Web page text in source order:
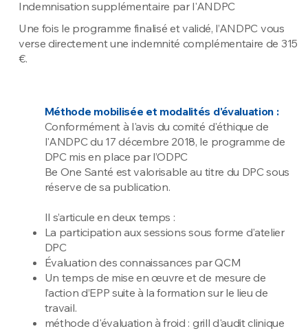
Indemnisation supplémentaire par l'ANDPC
Une fois le programme finalisé et validé, l’ANDPC vous
verse directement une indemnité complémentaire de 315
€.
Méthode mobilisée et modalités d'évaluation :
Conformément à l'avis du comité d'éthique de
l'ANDPC du 17 décembre 2018, le programme de
DPC mis en place par l’ODPC
Be One Santé est valorisable au titre du DPC sous
réserve de sa publication.
Il s’articule en deux temps :
La participation aux sessions sous forme d'atelier
DPC
Évaluation des connaissances par QCM
Un temps de mise en œuvre et de mesure de
l’action d’EPP suite à la formation sur le lieu de
travail.
méthode d'évaluation à froid : grill d'audit clinique